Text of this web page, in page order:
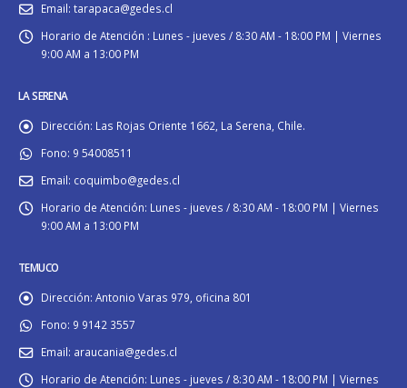
Email: tarapaca@gedes.cl
Horario de Atención : Lunes - jueves / 8:30 AM - 18:00 PM | Viernes
9:00 AM a 13:00 PM
LA SERENA
Dirección: Las Rojas Oriente 1662, La Serena, Chile.
Fono: 9 54008511
Email: coquimbo@gedes.cl
Horario de Atención: Lunes - jueves / 8:30 AM - 18:00 PM | Viernes
9:00 AM a 13:00 PM
TEMUCO
Dirección: Antonio Varas 979, oficina 801
Fono: 9 9142 3557
Email: araucania@gedes.cl
Horario de Atención: Lunes - jueves / 8:30 AM - 18:00 PM | Viernes